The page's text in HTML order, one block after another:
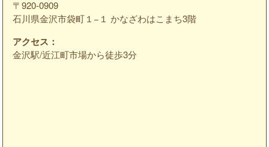
〒920-0909
石川県金沢市袋町１−１ かなざわはこまち3階
アクセス：
金沢駅/近江町市場から徒歩3分